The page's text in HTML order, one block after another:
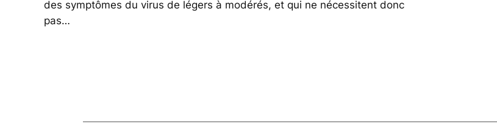
des symptômes du virus de légers à modérés, et qui ne nécessitent donc
pas…